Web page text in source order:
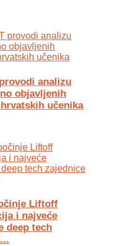
analizu
objavljenih
učenika
Liftoff
i najveće
deep tech